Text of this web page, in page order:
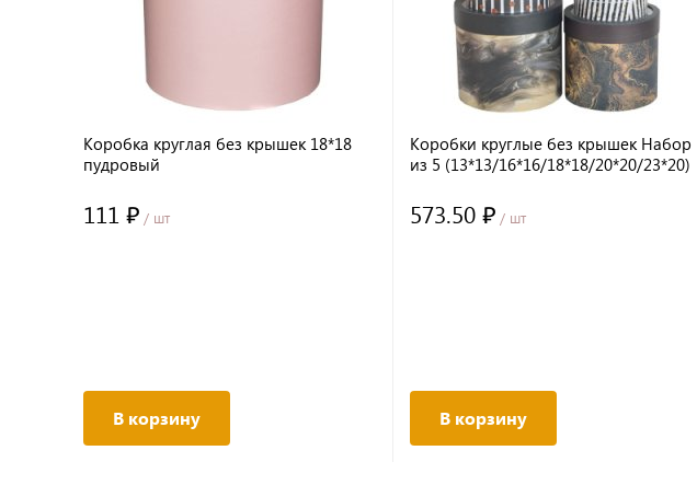
Коробка круглая без крышек 18*18
пудровый
111 ₽ / шт
В корзину
Коробки круглые без крышек Набор
из 5 (13*13/16*16/18*18/20*20/23*20)
573.50 ₽ / шт
В корзину